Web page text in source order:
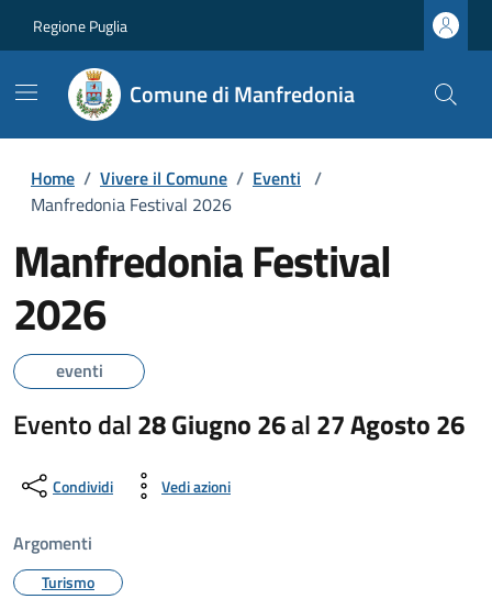
Regione Puglia
Comune di Manfredonia
Home / Vivere il Comune / Eventi /
Manfredonia Festival 2026
Manfredonia Festival
2026
eventi
Evento dal28 Giugno 26al27 Agosto 26
Condividi Vedi azioni
Argomenti
Turismo